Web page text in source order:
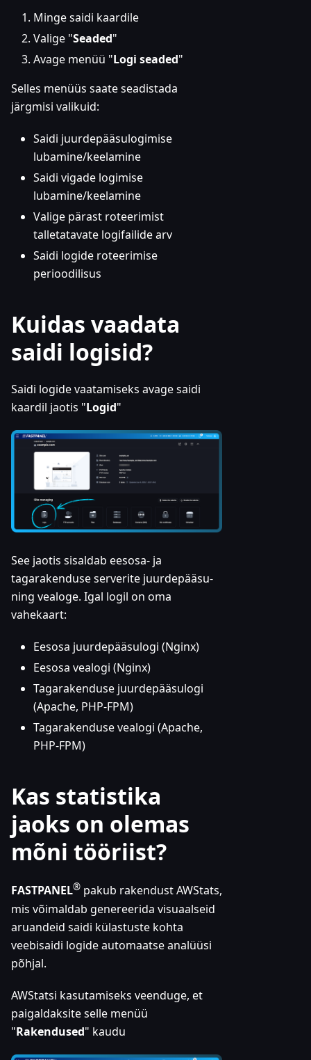
Minge saidi kaardile
Valige "Seaded"
Avage menüü "Logi seaded"
Selles menüüs saate seadistada
järgmisi valikuid:
Saidi juurdepääsulogimise
lubamine/keelamine
Saidi vigade logimise
lubamine/keelamine
Valige pärast roteerimist
talletatavate logifailide arv
Saidi logide roteerimise
perioodilisus
Kuidas vaadata
saidi logisid?
Saidi logide vaatamiseks avage saidi
kaardil jaotis "Logid"
See jaotis sisaldab eesosa- ja
tagarakenduse serverite juurdepääsu-
ning vealoge. Igal logil on oma
vahekaart:
Eesosa juurdepääsulogi (Nginx)
Eesosa vealogi (Nginx)
Tagarakenduse juurdepääsulogi
(Apache, PHP-FPM)
Tagarakenduse vealogi (Apache,
PHP-FPM)
Kas statistika
jaoks on olemas
mõni tööriist?
FASTPANEL® pakub rakendust AWStats,
mis võimaldab genereerida visuaalseid
aruandeid saidi külastuste kohta
veebisaidi logide automaatse analüüsi
põhjal.
AWStatsi kasutamiseks veenduge, et
paigaldaksite selle menüü
"Rakendused" kaudu